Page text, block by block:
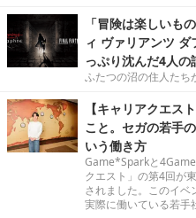
「冒険は楽しいも
ィ ヴァリアンツ
っぷり沈んだ4人の
ふたつの沼の住人たち
【キャリアクエス
こと。セガの若手
いう働き方
Game*Sparkと
クエスト」の第4回が
されました。このイ
実際に働いている若手